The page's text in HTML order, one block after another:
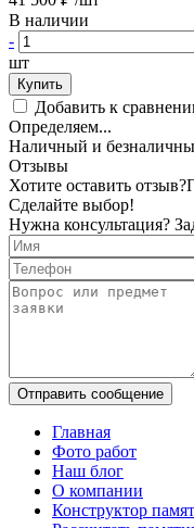
В наличии
-
шт
Купить
Добавить к
Определяем...
Наличный и
Отзывы
Хотите оставить отзыв?
Сделайте выбор!
Нужна консультация?
Отправить сообщение
Главная
Фото работ
Наш блог
О компании
Конструктор